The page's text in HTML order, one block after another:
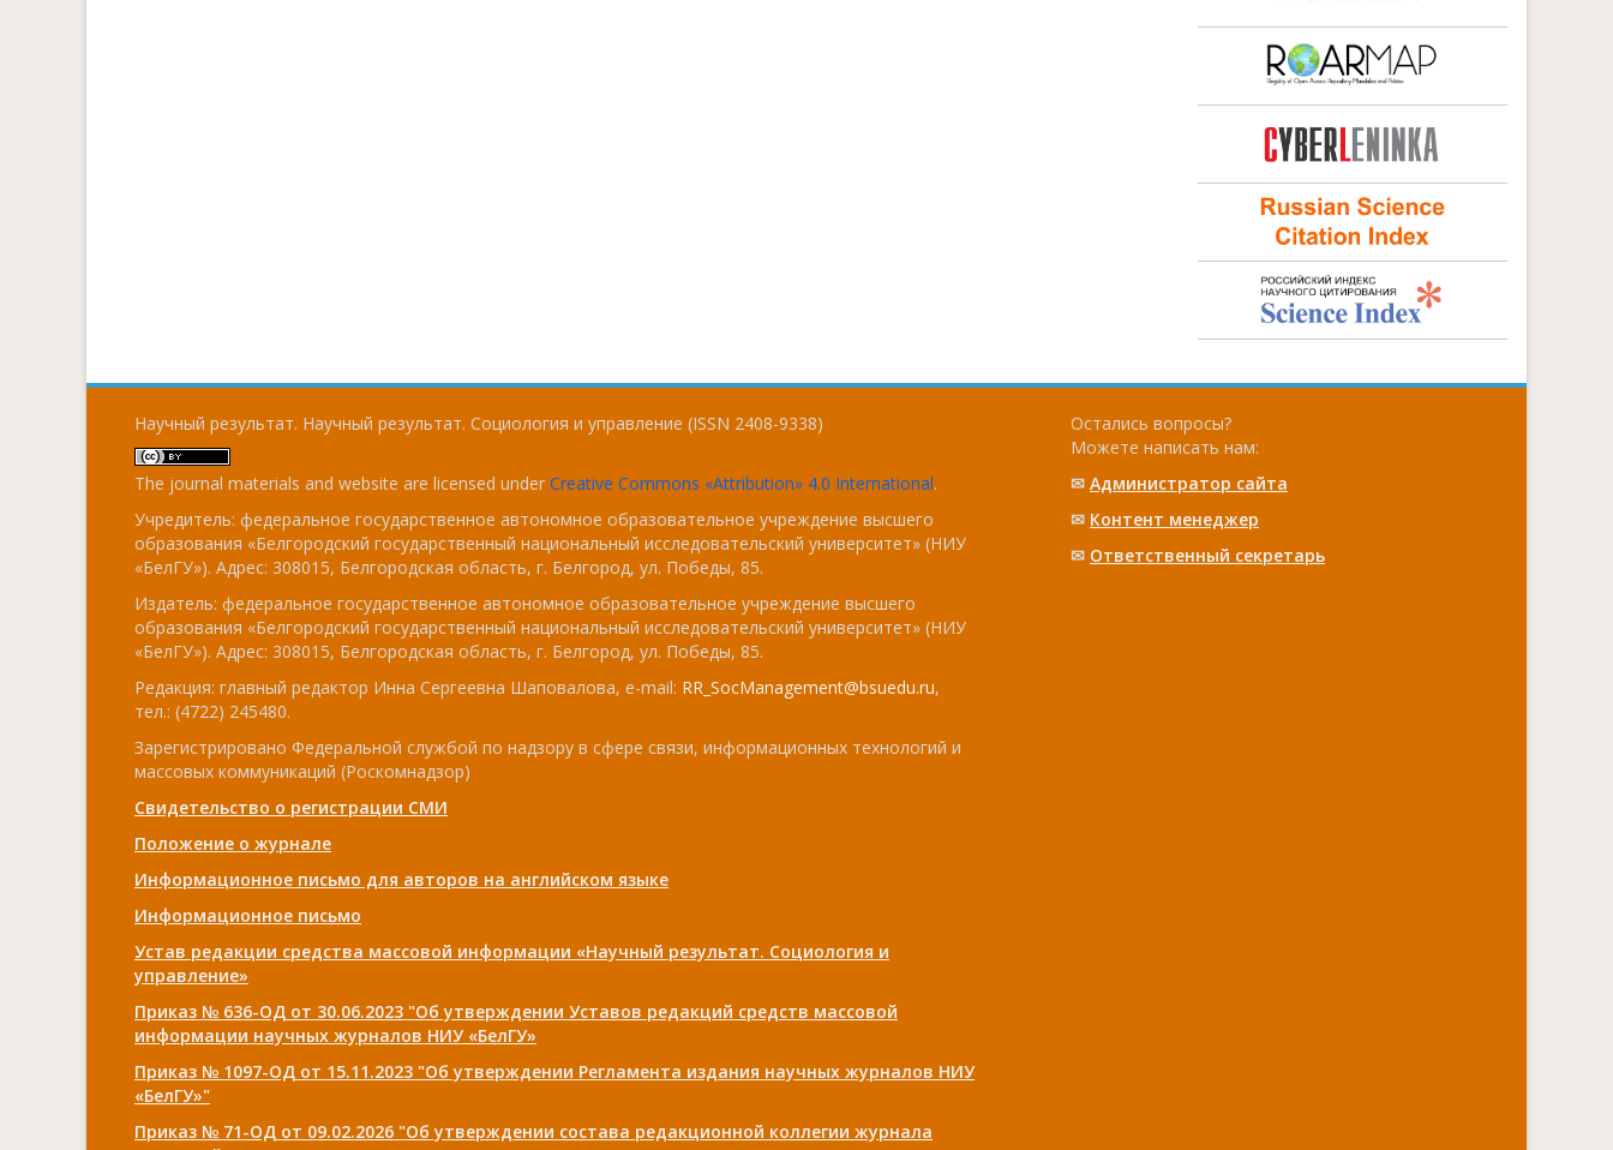
Научный результат. Научный результат. Социология и управление (ISSN 2408-9338)
The journal materials and website are licensed under Creative Commons «Attribution» 4.0 International.
Учредитель: федеральное государственное автономное образовательное учреждение высшего
образования «Белгородский государственный национальный исследовательский университет» (НИУ
«БелГУ»). Адрес: 308015, Белгородская область, г. Белгород, ул. Победы, 85.
Издатель: федеральное государственное автономное образовательное учреждение высшего
образования «Белгородский государственный национальный исследовательский университет» (НИУ
«БелГУ»). Адрес: 308015, Белгородская область, г. Белгород, ул. Победы, 85.
Редакция: главный редактор Инна Сергеевна Шаповалова, e-mail: RR_SocManagement@bsuedu.ru,
тел.: (4722) 245480.
Зарегистрировано Федеральной службой по надзору в сфере связи, информационных технологий и
массовых коммуникаций (Роскомнадзор)
Свидетельство о регистрации СМИ
Положение о журнале
Информационное письмо для авторов на английском языке
Информационное письмо
Устав редакции средства массовой информации «Научный результат. Социология и
управление»
Приказ № 636-ОД от 30.06.2023 "Об утверждении Уставов редакций средств массовой
информации научных журналов НИУ «БелГУ»
Приказ № 1097-ОД от 15.11.2023 "Об утверждении Регламента издания научных журналов НИУ
«БелГУ»"
Приказ № 71-ОД от 09.02.2026 "Об утверждении состава редакционной коллегии журнала
Остались вопросы?
Можете написать нам:
✉ Администратор сайта
✉ Контент менеджер
✉ Ответственный cекретарь